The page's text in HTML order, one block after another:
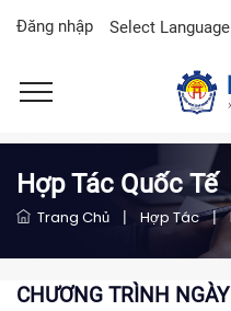
Đăng nhập Select Language
Hợp Tác Quốc Tế
Trang Chủ | Hợp Tác |
CHƯƠNG TRÌNH